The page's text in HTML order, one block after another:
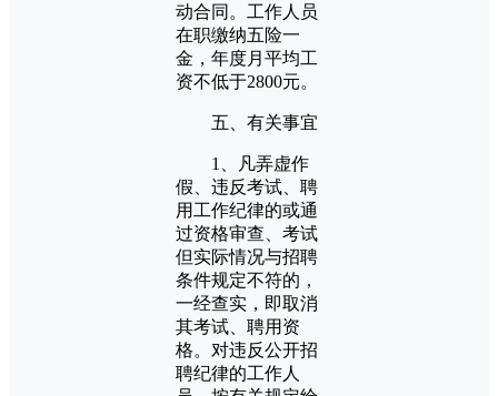
动合同。工作人员
在职缴纳五险一
金，年度月平均工
资不低于2800元。
五、有关事宜
1、凡弄虚作
假、违反考试、聘
用工作纪律的或通
过资格审查、考试
但实际情况与招聘
条件规定不符的，
一经查实，即取消
其考试、聘用资
格。对违反公开招
聘纪律的工作人